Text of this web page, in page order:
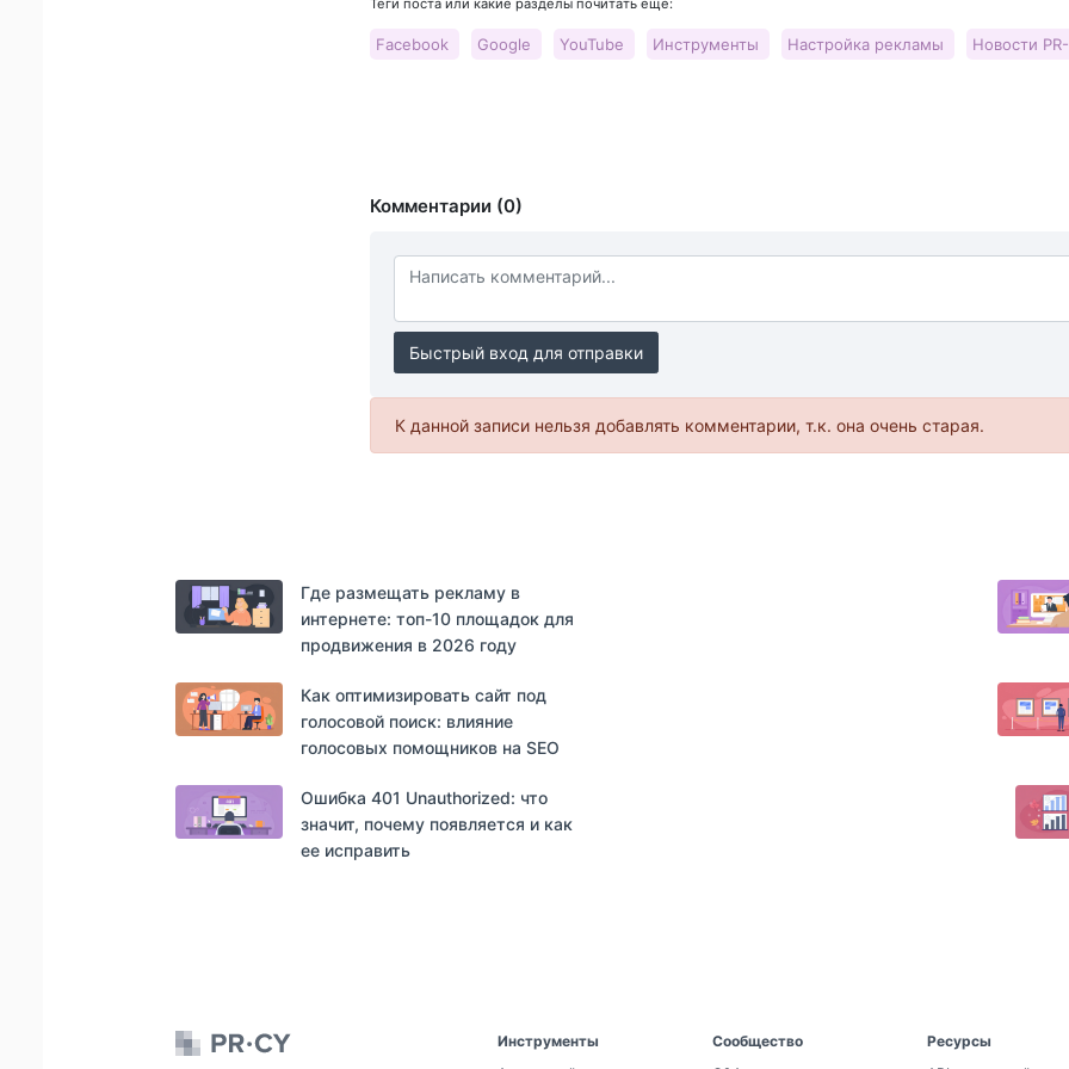
Facebook Google YouTube Инструменты Настройка рекламы Новости
Комментарии (0)
Быстрый вход для отправки
К данной записи нельзя добавлять комментарии, т.к. она очень старая.
Где размещать рекламу в
интернете: топ-10 площадок для
продвижения в 2026 году
Как оптимизировать сайт под
голосовой поиск: влияние
голосовых помощников на SEO
Ошибка 401 Unauthorized: что
значит, почему появляется и как
ее исправить
Инструменты
Сообщество
Ресурсы